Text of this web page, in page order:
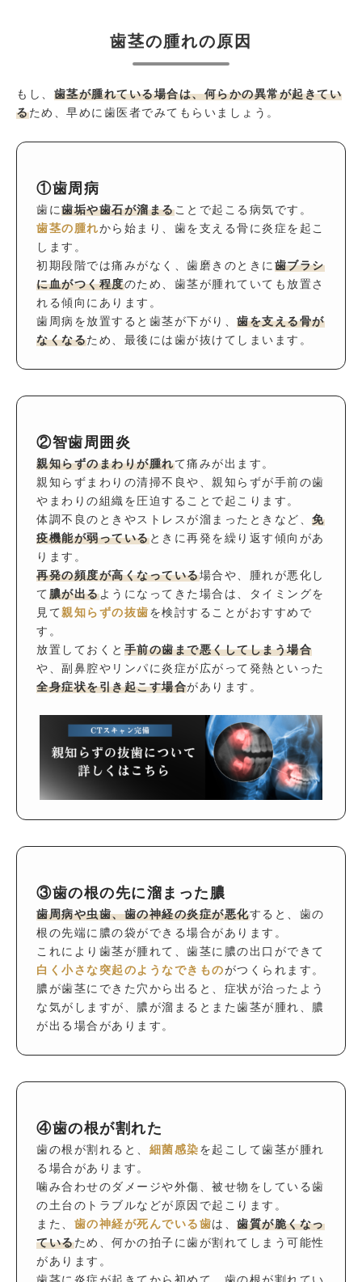
歯茎の腫れの原因
もし、 歯茎が腫れている場合は、何らかの異常が起きてい
るため、早めに歯医者でみてもらいましょう。
①歯周病
歯に歯垢や歯石が溜まることで起こる病気です。
歯茎の腫れから始まり、歯を支える骨に炎症を起こ
します。
初期段階では痛みがなく、歯磨きのときに 歯ブラシ
に血がつく程度のため、歯茎が腫れていても放置さ
れる傾向にあります。
歯周病を放置すると歯茎が下がり、 歯を支える骨が
なくなるため、最後には歯が抜けてしまいます。
②智歯周囲炎
親知らずのまわりが腫れて痛みが出ます。
親知らずまわりの清掃不良や、親知らずが手前の歯
やまわりの組織を圧迫することで起こります。
体調不良のときやストレスが溜まったときなど、 免
疫機能が弱っているときに再発を繰り返す傾向があ
ります。
再発の頻度が高くなっている場合や、腫れが悪化し
て膿が出るようになってきた場合は、タイミングを
見て親知らずの抜歯を検討することがおすすめで
す。
放置しておくと 手前の歯まで悪くしてしまう場合
や、副鼻腔やリンパに炎症が広がって発熱といった
全身症状を引き起こす場合があります。
③歯の根の先に溜まった膿
歯周病や虫歯、歯の神経の炎症が悪化すると、歯の
根の先端に膿の袋ができる場合があります。
これにより歯茎が腫れて、歯茎に膿の出口ができて
白く小さな突起のようなできものがつくられます。
膿が歯茎にできた穴から出ると、症状が治ったよう
な気がしますが、膿が溜まるとまた歯茎が腫れ、膿
が出る場合があります。
④歯の根が割れた
歯の根が割れると、 細菌感染を起こして歯茎が腫れ
る場合があります。
噛み合わせのダメージや外傷、被せ物をしている歯
の土台のトラブルなどが原因で起こります。
また、 歯の神経が死んでいる歯は、 歯質が脆くなっ
ているため、何かの拍子に歯が割れてしまう可能性
があります。